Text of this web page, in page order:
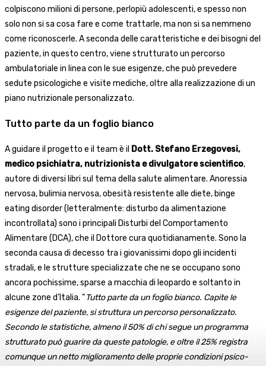
colpiscono milioni di persone, perlopiù adolescenti, e spesso non
solo non si sa cosa fare e come trattarle, ma non si sa nemmeno
come riconoscerle. A seconda delle caratteristiche e dei bisogni del
paziente, in questo centro, viene strutturato un percorso
ambulatoriale in linea con le sue esigenze, che può prevedere
sedute psicologiche e visite mediche, oltre alla realizzazione di un
piano nutrizionale personalizzato.
Tutto parte da un foglio bianco
A guidare il progetto e il team è il Dott. Stefano Erzegovesi,
medico psichiatra, nutrizionista e divulgatore scientifico,
autore di diversi libri sul tema della salute alimentare. Anoressia
nervosa, bulimia nervosa, obesità resistente alle diete, binge
eating disorder (letteralmente: disturbo da alimentazione
incontrollata) sono i principali Disturbi del Comportamento
Alimentare (DCA), che il Dottore cura quotidianamente. Sono la
seconda causa di decesso tra i giovanissimi dopo gli incidenti
stradali, e le strutture specializzate che ne se occupano sono
ancora pochissime, sparse a macchia di leopardo e soltanto in
alcune zone d’Italia. “Tutto parte da un foglio bianco. Capite le
esigenze del paziente, si struttura un percorso personalizzato.
Secondo le statistiche, almeno il 50% di chi segue un programma
strutturato può guarire da queste patologie, e oltre il 25% registra
comunque un netto miglioramento delle proprie condizioni psico-